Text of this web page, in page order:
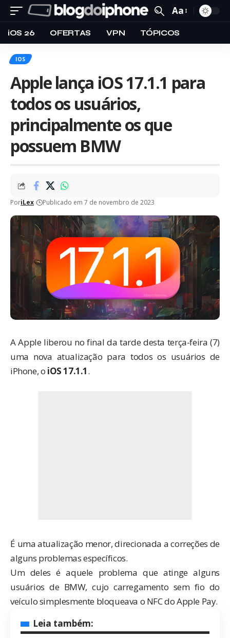
Aa
iOS 26 OFERTAS VPN TÓPICOS
IOS
Apple lança iOS 17.1.1 para
todos os usuários,
principalmente os que
possuem BMW
PoriLex Publicado em 7 de novembro de 2023
A Apple liberou no final da tarde desta terça-feira (7)
uma nova atualização para todos os usuários de
iPhone, o iOS 17.1.1.
É uma atualização menor, direcionada a correções de
alguns problemas específicos.
Um deles é aquele problema que atinge alguns
usuários de BMW, cujo carregamento sem fio do
veículo simplesmente bloqueava o NFC do Apple Pay.
Leia também: